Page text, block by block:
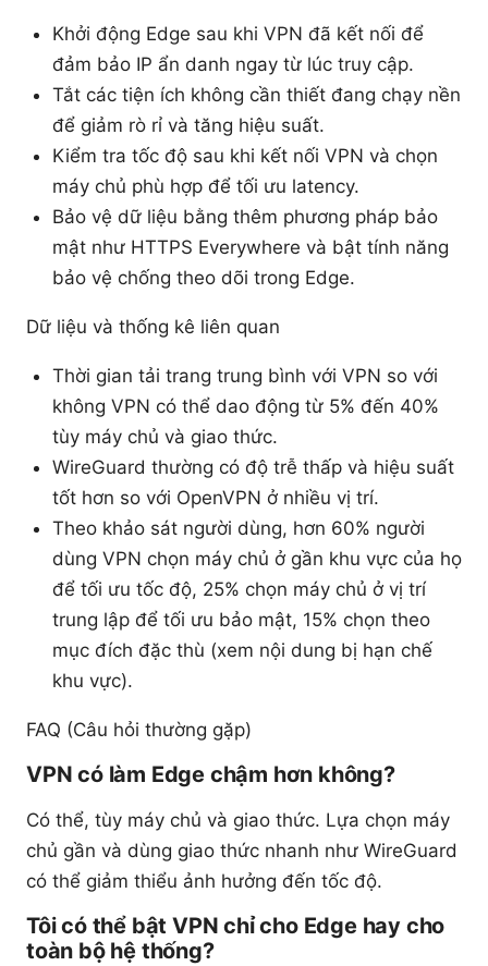
Khởi động Edge sau khi VPN đã kết nối để
đảm bảo IP ẩn danh ngay từ lúc truy cập.
Tắt các tiện ích không cần thiết đang chạy nền
để giảm rò rỉ và tăng hiệu suất.
Kiểm tra tốc độ sau khi kết nối VPN và chọn
máy chủ phù hợp để tối ưu latency.
Bảo vệ dữ liệu bằng thêm phương pháp bảo
mật như HTTPS Everywhere và bật tính năng
bảo vệ chống theo dõi trong Edge.
Dữ liệu và thống kê liên quan
Thời gian tải trang trung bình với VPN so với
không VPN có thể dao động từ 5% đến 40%
tùy máy chủ và giao thức.
WireGuard thường có độ trễ thấp và hiệu suất
tốt hơn so với OpenVPN ở nhiều vị trí.
Theo khảo sát người dùng, hơn 60% người
dùng VPN chọn máy chủ ở gần khu vực của họ
để tối ưu tốc độ, 25% chọn máy chủ ở vị trí
trung lập để tối ưu bảo mật, 15% chọn theo
mục đích đặc thù (xem nội dung bị hạn chế
khu vực).
FAQ (Câu hỏi thường gặp)
VPN có làm Edge chậm hơn không?
Có thể, tùy máy chủ và giao thức. Lựa chọn máy
chủ gần và dùng giao thức nhanh như WireGuard
có thể giảm thiểu ảnh hưởng đến tốc độ.
Tôi có thể bật VPN chỉ cho Edge hay cho
toàn bộ hệ thống?